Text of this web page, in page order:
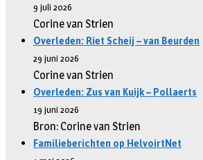
9 juli 2026
Corine van Strien
Overleden: Riet Scheij – van Beurden
29 juni 2026
Corine van Strien
Overleden: Zus van Kuijk – Pollaerts
19 juni 2026
Bron: Corine van Strien
Familieberichten op HelvoirtNet